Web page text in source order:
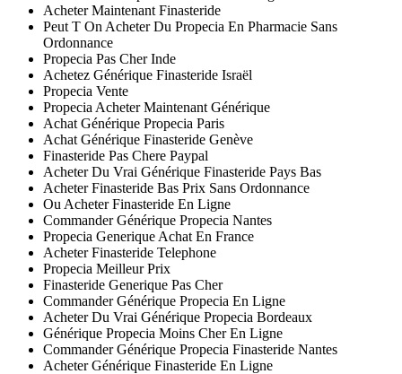
Acheter Maintenant Finasteride
Peut T On Acheter Du Propecia En Pharmacie Sans
Ordonnance
Propecia Pas Cher Inde
Achetez Générique Finasteride Israël
Propecia Vente
Propecia Acheter Maintenant Générique
Achat Générique Propecia Paris
Achat Générique Finasteride Genève
Finasteride Pas Chere Paypal
Acheter Du Vrai Générique Finasteride Pays Bas
Acheter Finasteride Bas Prix Sans Ordonnance
Ou Acheter Finasteride En Ligne
Commander Générique Propecia Nantes
Propecia Generique Achat En France
Acheter Finasteride Telephone
Propecia Meilleur Prix
Finasteride Generique Pas Cher
Commander Générique Propecia En Ligne
Acheter Du Vrai Générique Propecia Bordeaux
Générique Propecia Moins Cher En Ligne
Commander Générique Propecia Finasteride Nantes
Acheter Générique Finasteride En Ligne